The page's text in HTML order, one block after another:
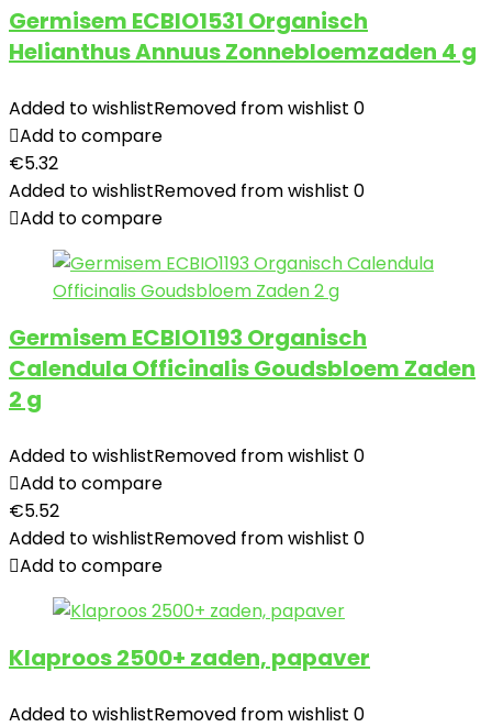
Germisem ECBIO1531 Organisch
Helianthus Annuus Zonnebloemzaden 4 g
Added to wishlistRemoved from wishlist 0
Add to compare
€5.32
Added to wishlistRemoved from wishlist 0
Add to compare
Germisem ECBIO1193 Organisch
Calendula Officinalis Goudsbloem Zaden
2 g
Added to wishlistRemoved from wishlist 0
Add to compare
€5.52
Added to wishlistRemoved from wishlist 0
Add to compare
Klaproos 2500+ zaden, papaver
Added to wishlistRemoved from wishlist 0